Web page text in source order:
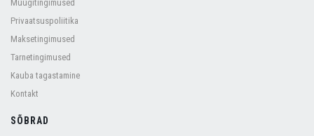
Müügitingimused
Privaatsuspoliitika
Maksetingimused
Tarnetingimused
Kauba tagastamine
Kontakt
SÕBRAD